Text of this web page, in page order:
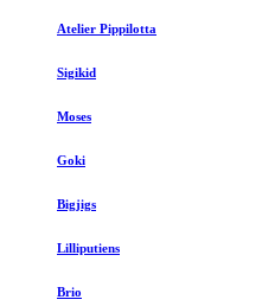
Atelier Pippilotta
Sigikid
Moses
Goki
Bigjigs
Lilliputiens
Brio